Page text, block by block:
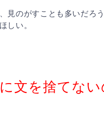
見のがすことも多いだろう
しい。
文を捨てな